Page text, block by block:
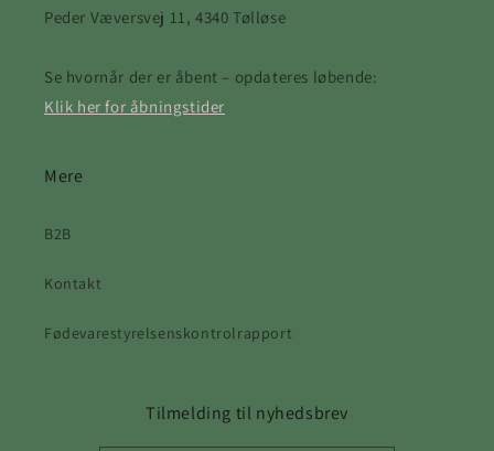
Peder Væversvej 11, 4340 Tølløse
Se hvornår der er åbent – opdateres løbende:
Klik her for åbningstider
Mere
B2B
Kontakt
Fødevarestyrelsenskontrolrapport
Tilmelding til nyhedsbrev